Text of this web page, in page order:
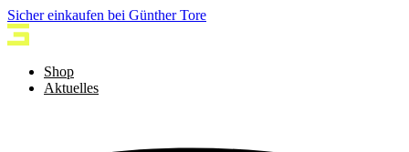
Sicher einkaufen bei Günther Tore
Shop
Aktuelles